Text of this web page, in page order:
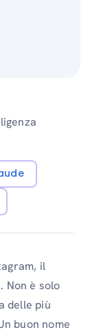
il
Non è solo
delle più
buon nome